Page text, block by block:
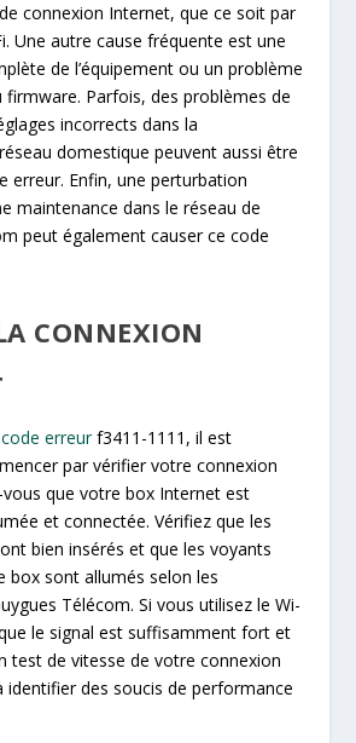
connexion Internet, que ce soit par
Une autre cause fréquente est une
de l’équipement ou un problème
firmware. Parfois, des problèmes de
incorrects dans la
domestique peuvent aussi être
erreur. Enfin, une perturbation
maintenance dans le réseau de
peut également causer ce code
CONNEXION
erreurf3411-1111, il est
par vérifier votre connexion
vous que votre box Internet est
et connectée. Vérifiez que les
bien insérés et que les voyants
box sont allumés selon les
Télécom. Si vous utilisez le Wi-
le signal est suffisamment fort et
test de vitesse de votre connexion
identifier des soucis de performance